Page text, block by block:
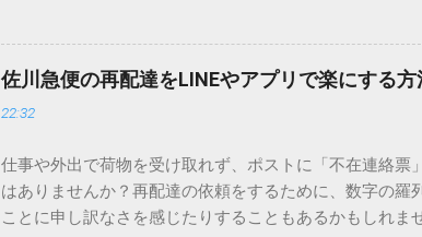
ードを打ち込むだけで一瞬で旧字や外字、特殊記号を
この方法をマスターすれば、もう難しい漢字の入力で
が出てこないのか？ そもそも、なぜ普通の変換で出て
認識する仕組みにあります。 日本のパソコンで一般的
準」「第2水準」といった形で整理されています。しか
「Unicode（ユニコード）」や「JISコード」といった
所」のような番号が割り振られています。変換候補に
び出すことができるのです。 2. Windows標準機能！文
佐川急便の再配達をLINEやアプリで楽にする
22:32
仕事や外出で荷物を受け取れず、ポストに「不在連絡
はありませんか？再配達の依頼をするために、数字の
ことに申し訳なさを感じたりすることもあるかもしれま